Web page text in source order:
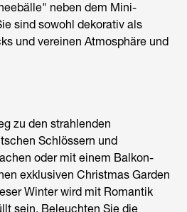
neben dem Mini-
sind sowohl dekorativ als
und vereinen Atmosphäre und
zu den strahlenden
Schlössern und
oder mit einem Balkon-
exklusiven Christmas Garden
Winter wird mit Romantik
sein. Beleuchten Sie die